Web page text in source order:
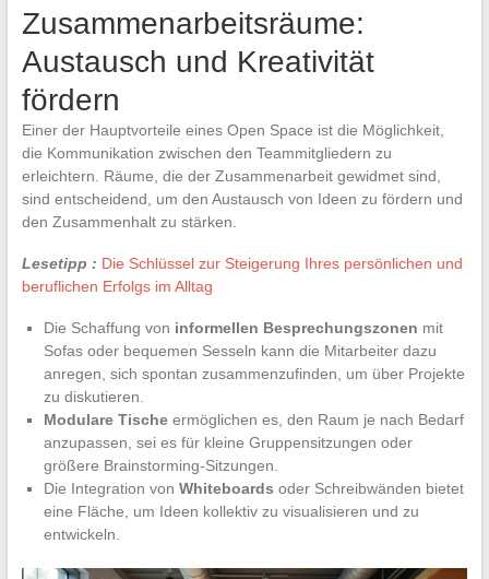
Zusammenarbeitsräume:
Austausch und Kreativität
fördern
Einer der Hauptvorteile eines Open Space ist die Möglichkeit,
die Kommunikation zwischen den Teammitgliedern zu
erleichtern. Räume, die der Zusammenarbeit gewidmet sind,
sind entscheidend, um den Austausch von Ideen zu fördern und
den Zusammenhalt zu stärken.
Lesetipp : Die Schlüssel zur Steigerung Ihres persönlichen und
beruflichen Erfolgs im Alltag
Die Schaffung von informellen Besprechungszonen mit
Sofas oder bequemen Sesseln kann die Mitarbeiter dazu
anregen, sich spontan zusammenzufinden, um über Projekte
zu diskutieren.
Modulare Tischeermöglichen es, den Raum je nach Bedarf
anzupassen, sei es für kleine Gruppensitzungen oder
größere Brainstorming-Sitzungen.
Die Integration von Whiteboards oder Schreibwänden bietet
eine Fläche, um Ideen kollektiv zu visualisieren und zu
entwickeln.